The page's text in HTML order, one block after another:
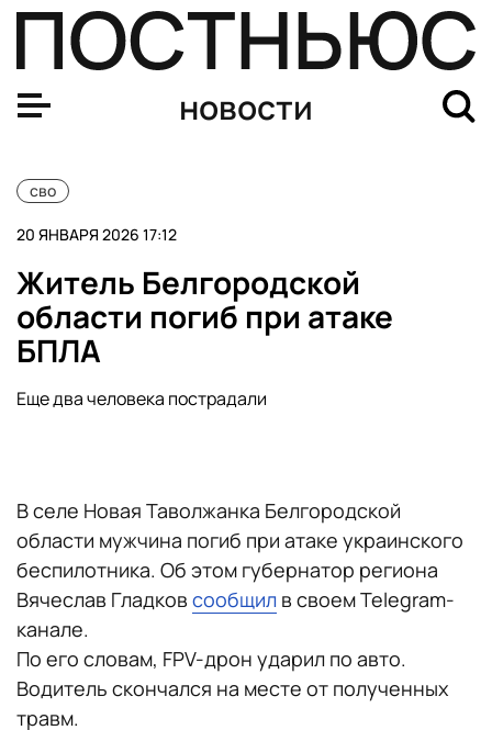
новости
сво
20 ЯНВАРЯ 2026 17:12
Житель Белгородской
области погиб при атаке
БПЛА
Еще два человека пострадали
В селе Новая Таволжанка Белгородской
области мужчина погиб при атаке украинского
беспилотника. Об этом губернатор региона
Вячеслав Гладков сообщил в своем Telegram-
канале.
По его словам, FPV-дрон ударил по авто.
Водитель скончался на месте от полученных
травм.
ПВО ночью уничтожила 32 беспилотника над девятью